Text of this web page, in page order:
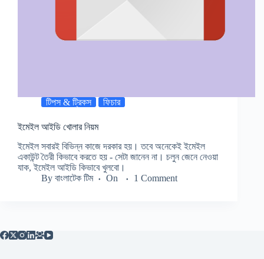
টিপস & ট্রিকস ফিচার
ইমেইল আইডি খোলার নিয়ম
ইমেইল সবারই বিভিন্ন কাজে দরকার হয়। তবে অনেকেই ইমেইল
একাউন্ট তৈরী কিভাবে করতে হয় - সেটা জানেন না। চলুন জেনে নেওয়া
যাক, ইমেইল আইডি কিভাবে খুলবো।
By বাংলাটেক টিম On 1 Comment